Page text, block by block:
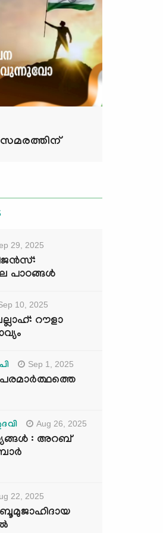
സമരത്തിന്
29, 2025
പാഠങ്ങൾ
10, 2025
റൗളാ
Sep 1, 2025
പരമാർത്ഥത്തെ
Aug 26, 2025
: അറബ്
22, 2025